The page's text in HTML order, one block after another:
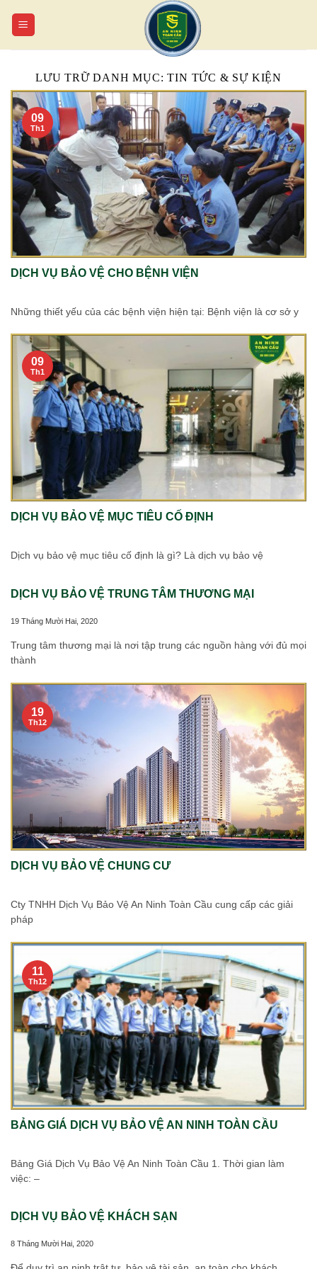
đến
LƯU TRỮ DANH MỤC:TIN TỨC & SỰ KIỆN
DỊCH VỤ BẢO VỆ CHO BỆNH VIỆN
Những thiết yếu của các bệnh viện hiện tại: Bệnh viện là cơ sở y
09
Th1
DỊCH VỤ BẢO VỆ MỤC TIÊU CỐ ĐỊNH
Dịch vụ bảo vệ mục tiêu cố định là gì? Là dịch vụ bảo vệ
09
Th1
DỊCH VỤ BẢO VỆ TRUNG TÂM THƯƠNG MẠI
19 Tháng Mười Hai, 2020
Trung tâm thương mại là nơi tập trung các nguồn hàng với đủ mọi
thành
DỊCH VỤ BẢO VỆ CHUNG CƯ
Cty TNHH Dịch Vụ Bảo Vệ An Ninh Toàn Cầu cung cấp các giải
pháp
19
Th12
BẢNG GIÁ DỊCH VỤ BẢO VỆ AN NINH TOÀN CẦU
Bảng Giá Dịch Vụ Bảo Vệ An Ninh Toàn Cầu 1. Thời gian làm
việc: –
11
Th12
DỊCH VỤ BẢO VỆ KHÁCH SẠN
8 Tháng Mười Hai, 2020